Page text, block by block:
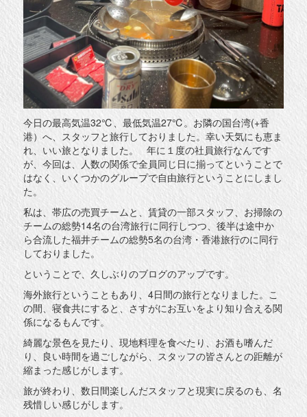
今日の最高気温32℃、最低気温27℃。お隣の国台湾(+香
港）へ、スタッフと旅行しておりました。幸い天気にも恵ま
れ、いい旅となりました。 年に１度の社員旅行なんです
が、今回は、人数の関係で全員同じ日に揃ってということで
はなく、いくつかのグループで自由旅行ということにしまし
た。
私は、帯広の売買チームと、賃貸の一部スタッフ、お掃除の
チームの総勢14名の台湾旅行に同行しつつ、後半は途中か
ら合流した福井チームの総勢5名の台湾・香港旅行のに同行
しておりました。
ということで、久しぶりのブログのアップです。
海外旅行ということもあり、4日間の旅行となりました。こ
の間、寝食共にすると、さすがにお互いをより知り合える関
係になるもんです。
綺麗な景色を見たり、現地料理を食べたり、お酒も嗜んだ
り、良い時間を過ごしながら、スタッフの皆さんとの距離が
縮まった感じがします。
旅が終わり、数日間楽しんだスタッフと現実に戻るのも、名
残惜しい感じがします。